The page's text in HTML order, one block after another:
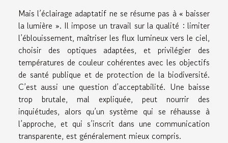
Mais l’éclairage adaptatif ne se résume pas à « baisser
la lumière ». Il impose un travail sur la qualité : limiter
l’éblouissement, maîtriser les flux lumineux vers le ciel,
choisir des optiques adaptées, et privilégier des
températures de couleur cohérentes avec les objectifs
de santé publique et de protection de la biodiversité.
C’est aussi une question d’acceptabilité. Une baisse
trop brutale, mal expliquée, peut nourrir des
inquiétudes, alors qu’un système qui se réhausse à
l’approche, et qui s’inscrit dans une communication
transparente, est généralement mieux compris.